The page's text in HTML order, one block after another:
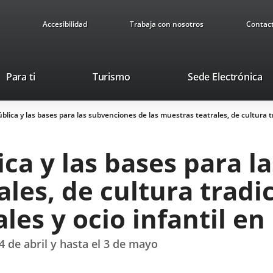
Accesibilidad Trabaja con nosotros
Para ti TurismoEste
se
abrirá
ventana
nueva.
Sede Electrónica
y las bases para las subvenciones de las muestras teatrales, de
y las bases para
de cultura
y ocio infantil en
de abril y hasta el 3 de mayo